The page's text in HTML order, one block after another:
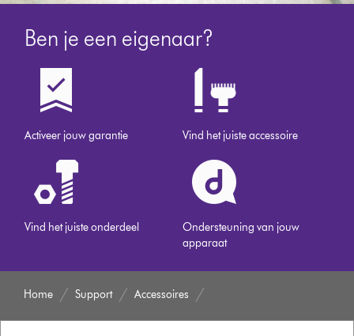
Ben je een eigenaar?
Activeer jouw garantie Vind het juiste accessoire
Vind het juiste onderdeel
Ondersteuning van jouw
apparaat
Home Support Accessoires